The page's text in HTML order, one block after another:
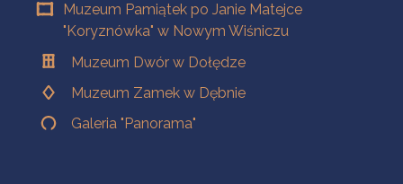
Muzeum Pamiątek po Janie Matejce
"Koryznówka" w Nowym Wiśniczu
Muzeum Dwór w Dołędze
Muzeum Zamek w Dębnie
Galeria "Panorama"